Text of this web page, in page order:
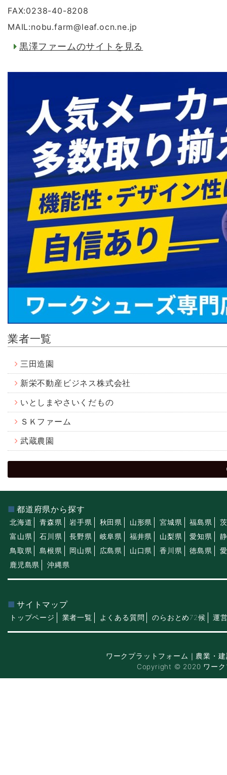
FAX:0238-40-8208
MAIL:nobu.farm@leaf.ocn.ne.jp
黒澤ファームのサイトを見る
業者一覧
三田造園
新栄不動産ビジネス株式会社
いとしまやさいくだもの
ＳＫファーム
武蔵農園
都道府県から探す
北海道 青森県 岩手県 秋田県 山形県 宮城県 福島県
富山県
石川県 長野県 岐阜県 福井県 山梨県 愛知県
鳥取県
島根県 岡山県 広島県 山口県 香川県 徳島県
鹿児島県
沖縄県
サイトマップ
トップページ 業者一覧 よくある質問 のらおとめ72候 運
ワークプラットフォーム｜農業・
Copyright © 2020 ワーク